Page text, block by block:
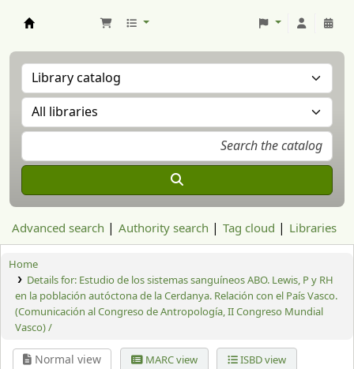
Advanced search Authority search Tag cloud Libraries
Home
Details for: Estudio de los sistemas sanguíneos ABO. Lewis, P y RH
en la población autóctona de la Cerdanya. Relación con el País Vasco.
(Comunicación al Congreso de Antropología, II Congreso Mundial
Vasco) /
Normal view MARC view ISBD view